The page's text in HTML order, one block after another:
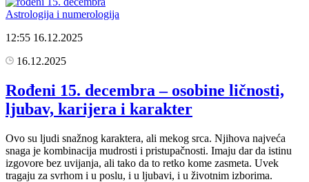
Astrologija i numerologija
12:55 16.12.2025
16.12.2025
Rođeni 15. decembra – osobine ličnosti,
ljubav, karijera i karakter
Ovo su ljudi snažnog karaktera, ali mekog srca. Njihova najveća
snaga je kombinacija mudrosti i pristupačnosti. Imaju dar da istinu
izgovore bez uvijanja, ali tako da to retko kome zasmeta. Uvek
tragaju za svrhom i u poslu, i u ljubavi, i u životnim izborima.